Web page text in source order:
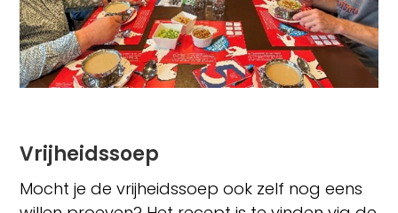
Vrijheidssoep
Mocht je de vrijheidssoep ook zelf nog eens